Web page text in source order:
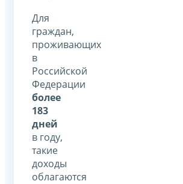
Для
граждан,
проживающих
в
Российской
Федерации
более
183
дней
в году,
такие
доходы
облагаются